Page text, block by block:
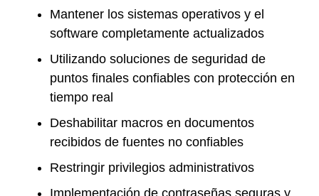
Mantener los sistemas operativos y el
software completamente actualizados
Utilizando soluciones de seguridad de
puntos finales confiables con protección en
tiempo real
Deshabilitar macros en documentos
recibidos de fuentes no confiables
Restringir privilegios administrativos
Implementación de contraseñas seguras y